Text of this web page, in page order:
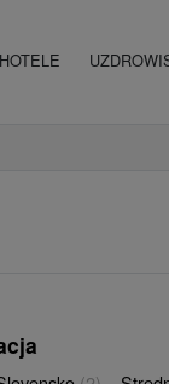
HOTELE